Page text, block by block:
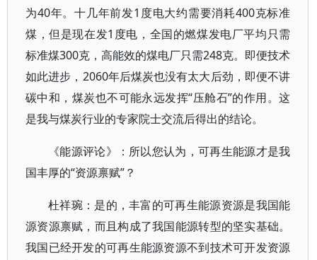
为40年。十几年前发1度电大约需要消耗400克标准
煤，但是现在发1度电，全国的燃煤发电厂平均只需
标准煤300克，高能效的煤电厂只需248克。即便技术
如此进步，2060年后煤炭也没有太大后劲，即便不讲
碳中和，煤炭也不可能永远发挥“压舱石”的作用。这
是我与煤炭行业的专家院士交流后得出的结论。
《能源评论》：所以您认为，可再生能源才是我
国丰厚的“资源禀赋”？
杜祥琬：是的，丰富的可再生能源资源是我国能
源资源禀赋，而且构成了我国能源转型的坚实基础。
我国已经开发的可再生能源资源不到技术可开发资源